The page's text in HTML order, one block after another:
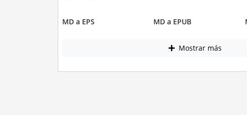
MD a EPS MD a EPUB
Mostrar más